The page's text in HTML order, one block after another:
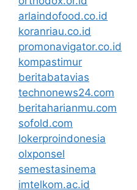
arlaindofood.co.id
koranriau.co.id
promonavigator.co.id
kompastimur
beritabatavias
technonews24.com
beritaharianmu.com
sofold.com
lokerproindonesia
olxponsel
semestasinema
imtelkom.ac.id